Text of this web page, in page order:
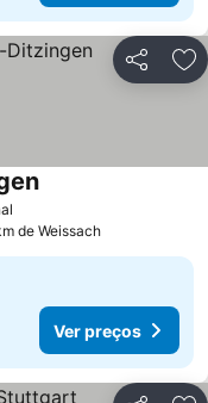
Partilhar
de Weissach
Ver preços